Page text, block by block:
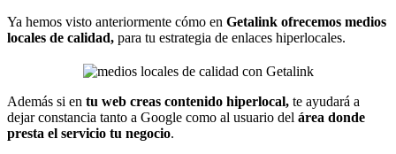
Ya hemos visto anteriormente cómo en Getalink ofrecemos medios
locales de calidad, para tu estrategia de enlaces hiperlocales.
Además si en tu web creas contenido hiperlocal, te ayudará a
dejar constancia tanto a Google como al usuario del área donde
presta el servicio tu negocio.